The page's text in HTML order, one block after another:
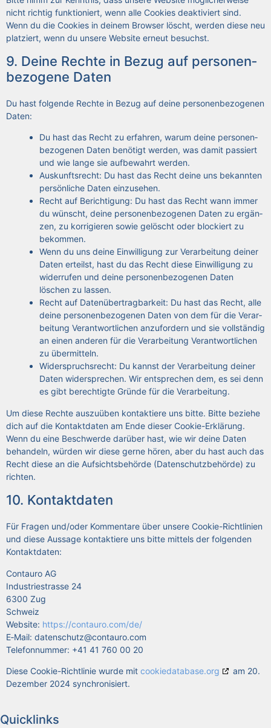
nicht rich­tig funk­tio­niert, wenn alle Coo­kies deak­ti­viert sind.
Wenn du die Coo­kies in dei­nem Brow­ser löscht, wer­den die­se neu
plat­ziert, wenn du unse­re Web­site erneut besuchst.
9. Dei­ne Rech­te in Bezug auf per­so­nen­
be­zo­ge­ne Daten
Du hast fol­gen­de Rech­te in Bezug auf dei­ne per­so­nen­be­zo­ge­nen
Daten:
Du hast das Recht zu erfah­ren, war­um dei­ne per­so­nen­
be­zo­ge­nen Daten benö­tigt wer­den, was damit pas­siert
und wie lan­ge sie auf­be­wahrt wer­den.
Aus­kunfts­recht: Du hast das Recht dei­ne uns bekann­ten
per­sön­li­che Daten ein­zu­se­hen.
Recht auf Berich­ti­gung: Du hast das Recht wann immer
du wünscht, dei­ne per­so­nen­be­zo­ge­nen Daten zu ergän­
zen, zu kor­ri­gie­ren sowie gelöscht oder blo­ckiert zu
bekom­men.
Wenn du uns dei­ne Ein­wil­li­gung zur Ver­ar­bei­tung dei­ner
Daten erteilst, hast du das Recht die­se Ein­wil­li­gung zu
wider­ru­fen und dei­ne per­so­nen­be­zo­ge­nen Daten
löschen zu las­sen.
Recht auf Daten­über­trag­bar­keit: Du hast das Recht, alle
dei­ne per­so­nen­be­zo­ge­nen Daten von dem für die Ver­ar­
bei­tung Ver­ant­wort­li­chen anzu­for­dern und sie voll­stän­dig
an einen ande­ren für die Ver­ar­bei­tung Ver­ant­wort­li­chen
zu über­mit­teln.
Wider­spruchs­recht: Du kannst der Ver­ar­bei­tung dei­ner
Daten wider­spre­chen. Wir ent­spre­chen dem, es sei denn
es gibt berech­tig­te Grün­de für die Ver­ar­bei­tung.
Um die­se Rech­te aus­zu­üben kon­tak­tie­re uns bit­te. Bit­te bezie­he
dich auf die Kon­takt­da­ten am Ende die­ser Coo­kie-Erklä­rung.
Wenn du eine Beschwer­de dar­über hast, wie wir dei­ne Daten
behan­deln, wür­den wir die­se ger­ne hören, aber du hast auch das
Recht die­se an die Auf­sichts­be­hör­de (Daten­schutz­be­hör­de) zu
rich­ten.
10. Kon­takt­da­ten
Für Fra­gen und/oder Kom­men­ta­re über unse­re Coo­kie-Richt­li­ni­en
und die­se Aus­sa­ge kon­tak­tie­re uns bit­te mit­tels der fol­gen­den
Kon­takt­da­ten:
Con­tau­ro AG
Indus­trie­stras­se 24
6300 Zug
Schweiz
Web­site: https://contauro.com/de/
E‑Mail: datenschutz@contauro.com
Tele­fon­num­mer: +41 41 760 00 20
Die­se Coo­kie-Richt­li­nie wur­de mit cookiedatabase.org
am 20.
Dezem­ber 2024 syn­chro­ni­siert.
Quicklinks